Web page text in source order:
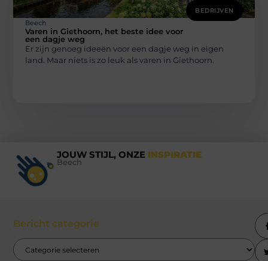
BEDRIJVEN
Beech
Varen in Giethoorn, het beste idee voor
een dagje weg
Er zijn genoeg ideeën voor een dagje weg in eigen
land. Maar niets is zo leuk als varen in Giethoorn.
JOUW STIJL, ONZE INSPIRATIE
Beech
Bericht categorie